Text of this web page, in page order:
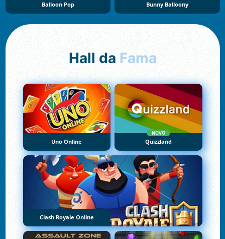
Balloon Pop Bunny Balloony
Hall da Fama
Uno Online
NOVO
Quizzland
Clash Royale Online